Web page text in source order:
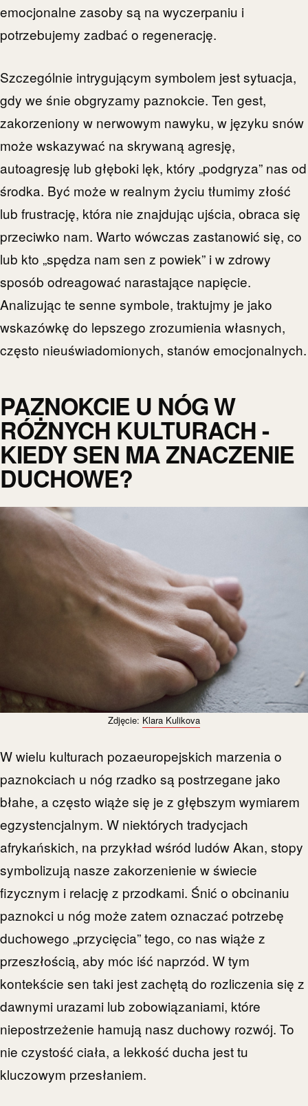
emocjonalne zasoby są na wyczerpaniu i
potrzebujemy zadbać o regenerację.
Szczególnie intrygującym symbolem jest sytuacja,
gdy we śnie obgryzamy paznokcie. Ten gest,
zakorzeniony w nerwowym nawyku, w języku snów
może wskazywać na skrywaną agresję,
autoagresję lub głęboki lęk, który „podgryza” nas od
środka. Być może w realnym życiu tłumimy złość
lub frustrację, która nie znajdując ujścia, obraca się
przeciwko nam. Warto wówczas zastanowić się, co
lub kto „spędza nam sen z powiek” i w zdrowy
sposób odreagować narastające napięcie.
Analizując te senne symbole, traktujmy je jako
wskazówkę do lepszego zrozumienia własnych,
często nieuświadomionych, stanów emocjonalnych.
PAZNOKCIE U NÓG W
RÓŻNYCH KULTURACH -
KIEDY SEN MA ZNACZENIE
DUCHOWE?
Zdjęcie: Klara Kulikova
W wielu kulturach pozaeuropejskich marzenia o
paznokciach u nóg rzadko są postrzegane jako
błahe, a często wiąże się je z głębszym wymiarem
egzystencjalnym. W niektórych tradycjach
afrykańskich, na przykład wśród ludów Akan, stopy
symbolizują nasze zakorzenienie w świecie
fizycznym i relację z przodkami. Śnić o obcinaniu
paznokci u nóg może zatem oznaczać potrzebę
duchowego „przycięcia” tego, co nas wiąże z
przeszłością, aby móc iść naprzód. W tym
kontekście sen taki jest zachętą do rozliczenia się z
dawnymi urazami lub zobowiązaniami, które
niepostrzeżenie hamują nasz duchowy rozwój. To
nie czystość ciała, a lekkość ducha jest tu
kluczowym przesłaniem.